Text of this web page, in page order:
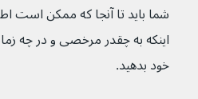
شما باید تا آنجا که ممکن است
اینکه به چقدر مرخصی و در چه
خود بدهید.